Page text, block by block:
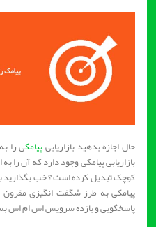
حال اجازه بدهید بازاریابیپیامکی را به
بازاریابی پیامکی وجود دارد که آن را
کوچک تبدیل کرده است ؟ خب بگذارید با
پیامکی به طرز شگفت انگیزی
پاسخگویی و بازده سرویس اس ام اس